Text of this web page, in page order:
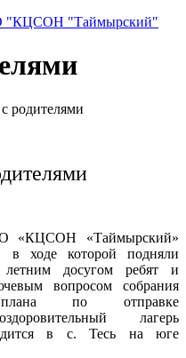
"КЦСОН "Таймырский"
родителями
«КЦСОН «Таймырский»
в ходе которой подняли
досугом ребят и
вопросом собрания
плана по отправке
лагерь
в с. Тесь на юге